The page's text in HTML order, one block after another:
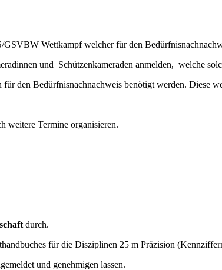
GSVBW Wettkampf welcher für den
und Schützenkameraden anmelden, welche
den Bedürfnisnachnachweis benötigt werden. Diese
weitere Termine organisieren.
durch.
für die Disziplinen 25 m Präzision
und genehmigen lassen.